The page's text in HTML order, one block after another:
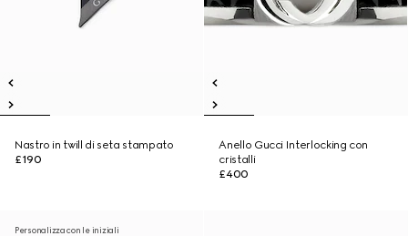
Nastro in twill di seta stampato
£190
Anello Gucci Interlocking con
cristalli
£400
Personalizza con le iniziali